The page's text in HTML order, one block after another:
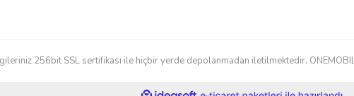
256bit SSL sertifikası ile hiçbir yerde depolanmadan iletilmektedir.